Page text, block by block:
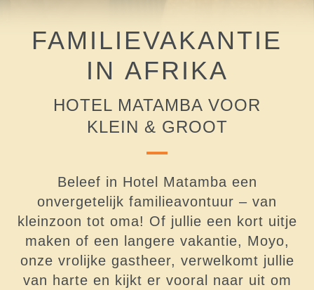
FAMILIEVAKANTIE
IN AFRIKA
HOTEL MATAMBA VOOR
KLEIN & GROOT
Beleef in Hotel Matamba een
onvergetelijk familieavontuur – van
kleinzoon tot oma! Of jullie een kort uitje
maken of een langere vakantie, Moyo,
onze vrolijke gastheer, verwelkomt jullie
van harte en kijkt er vooral naar uit om